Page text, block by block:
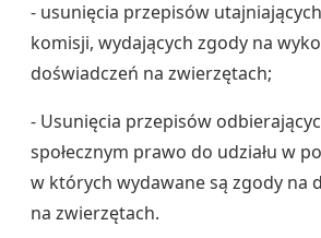
- usunięcia przepisów
komisji, wydających zgody na
doświadczeń na zwierzętach;
- Usunięcia przepisów
społecznym prawo do udziału w
w których wydawane są zgody na
na zwierzętach.